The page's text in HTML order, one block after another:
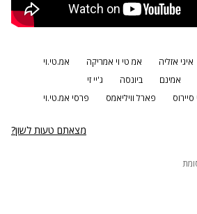
איגי אזליה אמ טי וי אמריקה
אמ.טי.וי
אמינם ביונסה
ג'יי זי
סיירוס פארל וויליאמס
פרסי אמ.טי.וי
מצאתם טעות לשון?